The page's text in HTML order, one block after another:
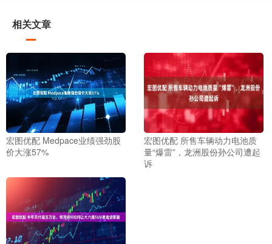
相关文章
宏图优配 Medpace业绩强劲股
价大涨57%
宏图优配 所售车辆动力电池质
量“爆雷”，龙洲股份孙公司遭起
诉